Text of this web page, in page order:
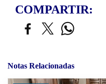
COMPARTIR:
Notas Relacionadas